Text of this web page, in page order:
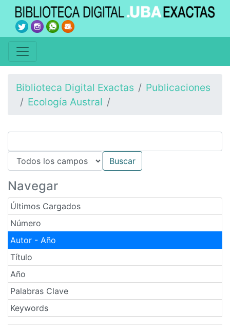
Biblioteca Digital Exactas
Publicaciones
Ecología Austral
Navegar
Últimos Cargados
Número
Autor - Año
Título
Año
Palabras Clave
Keywords